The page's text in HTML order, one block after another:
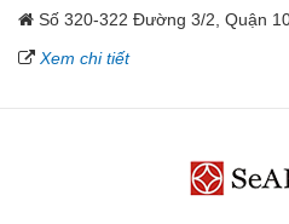
Số 320-322 Đường 3/2, Quận
Xem chi tiết